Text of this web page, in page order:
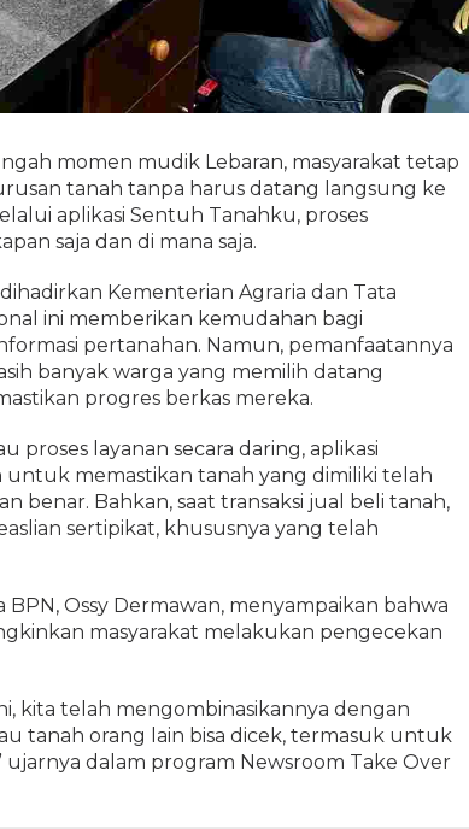
momen mudik Lebaran, masyarakat tetap
tanah tanpa harus datang langsung ke
aplikasi Sentuh Tanahku, proses
saja dan di mana saja.
Kementerian Agraria dan Tata
ini memberikan kemudahan bagi
pertanahan. Namun, pemanfaatannya
banyak warga yang memilih datang
progres berkas mereka.
proses layanan secara daring, aplikasi
memastikan tanah yang dimiliki telah
benar. Bahkan, saat transaksi jual beli tanah,
sertipikat, khususnya yang telah
Ossy Dermawan, menyampaikan bahwa
masyarakat melakukan pengecekan
kita telah mengombinasikannya dengan
tanah orang lain bisa dicek, termasuk untuk
ujarnya dalam program Newsroom Take Over